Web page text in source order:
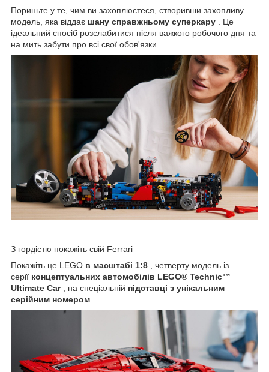
Пориньте у те, чим ви захоплюєтеся, створивши захопливу
модель, яка віддає шану справжньому суперкару . Це
ідеальний спосіб розслабитися після важкого робочого дня та
на мить забути про всі свої обов'язки.
З гордістю покажіть свій Ferrari
Покажіть це LEGO в масштабі 1:8 , четверту модель із
серії концептуальних автомобілів LEGO® Technic™
Ultimate Car, на спеціальній підставці з унікальним
серійним номером